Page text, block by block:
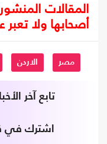
أصحابها ولا
مصر الاردن
تابع آخر
اشترك في